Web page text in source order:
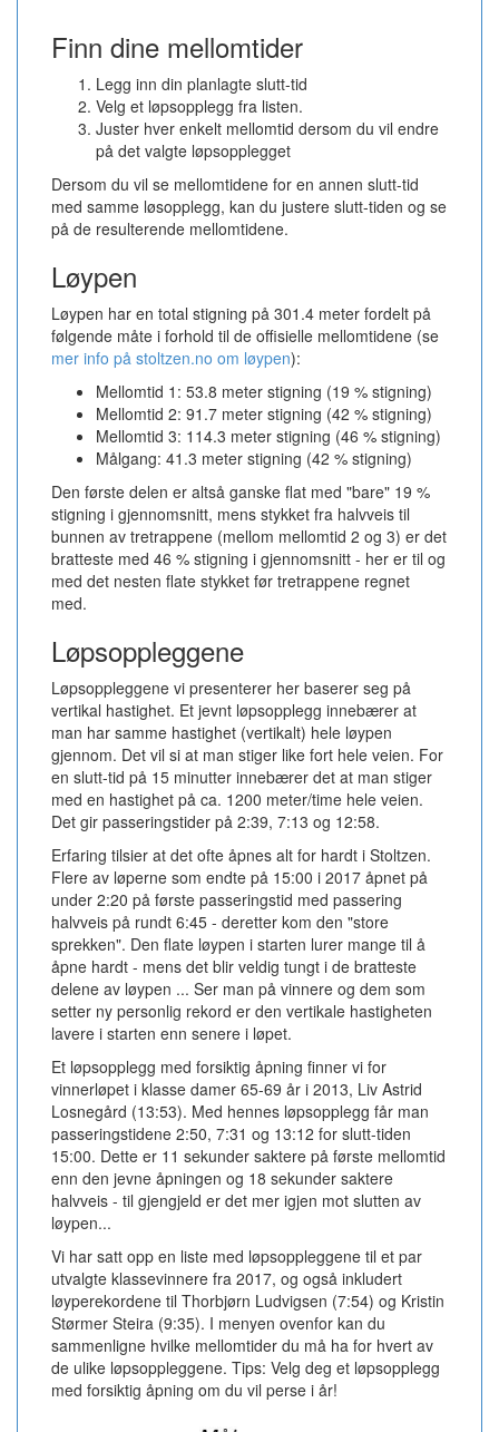
Finn dine mellomtider
Legg inn din planlagte slutt-tid
Velg et løpsopplegg fra listen.
Juster hver enkelt mellomtid dersom du vil endre
på det valgte løpsopplegget
Dersom du vil se mellomtidene for en annen slutt-tid
med samme løsopplegg, kan du justere slutt-tiden og se
på de resulterende mellomtidene.
Løypen
Løypen har en total stigning på 301.4 meter fordelt på
følgende måte i forhold til de offisielle mellomtidene (se
mer info på stoltzen.no om løypen):
Mellomtid 1: 53.8 meter stigning (19 % stigning)
Mellomtid 2: 91.7 meter stigning (42 % stigning)
Mellomtid 3: 114.3 meter stigning (46 % stigning)
Målgang: 41.3 meter stigning (42 % stigning)
Den første delen er altså ganske flat med "bare" 19 %
stigning i gjennomsnitt, mens stykket fra halvveis til
bunnen av tretrappene (mellom mellomtid 2 og 3) er det
bratteste med 46 % stigning i gjennomsnitt - her er til og
med det nesten flate stykket før tretrappene regnet
med.
Løpsoppleggene
Løpsoppleggene vi presenterer her baserer seg på
vertikal hastighet. Et jevnt løpsopplegg innebærer at
man har samme hastighet (vertikalt) hele løypen
gjennom. Det vil si at man stiger like fort hele veien. For
en slutt-tid på 15 minutter innebærer det at man stiger
med en hastighet på ca. 1200 meter/time hele veien.
Det gir passeringstider på 2:39, 7:13 og 12:58.
Erfaring tilsier at det ofte åpnes alt for hardt i Stoltzen.
Flere av løperne som endte på 15:00 i 2017 åpnet på
under 2:20 på første passeringstid med passering
halvveis på rundt 6:45 - deretter kom den "store
sprekken". Den flate løypen i starten lurer mange til å
åpne hardt - mens det blir veldig tungt i de bratteste
delene av løypen ... Ser man på vinnere og dem som
setter ny personlig rekord er den vertikale hastigheten
lavere i starten enn senere i løpet.
Et løpsopplegg med forsiktig åpning finner vi for
vinnerløpet i klasse damer 65-69 år i 2013, Liv Astrid
Losnegård (13:53). Med hennes løpsopplegg får man
passeringstidene 2:50, 7:31 og 13:12 for slutt-tiden
15:00. Dette er 11 sekunder saktere på første mellomtid
enn den jevne åpningen og 18 sekunder saktere
halvveis - til gjengjeld er det mer igjen mot slutten av
løypen...
Vi har satt opp en liste med løpsoppleggene til et par
utvalgte klassevinnere fra 2017, og også inkludert
løyperekordene til Thorbjørn Ludvigsen (7:54) og Kristin
Størmer Steira (9:35). I menyen ovenfor kan du
sammenligne hvilke mellomtider du må ha for hvert av
de ulike løpsoppleggene. Tips: Velg deg et løpsopplegg
med forsiktig åpning om du vil perse i år!